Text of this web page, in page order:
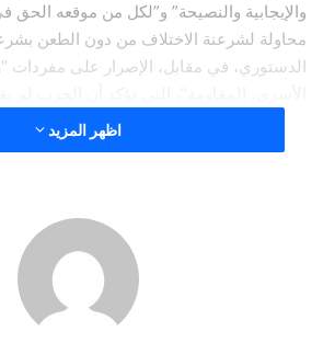
والإيجابية والنصيحة” و”لكل من موقعه الحق
محاولة لشرعنة الاختلاف من دون الطعن
الدستوري، في مقابل، الإصرار على مفردات
أو استراتيجي في جوهر موقفه.
– رسالة إلى الداخل اللبناني: حزب الله يريد
الحوار، لكنه غير مستعد للقبول بأي مقاربة
أو تحصر ملف السيادة حصراً بيد الدولة وفق
اظهر المزيد